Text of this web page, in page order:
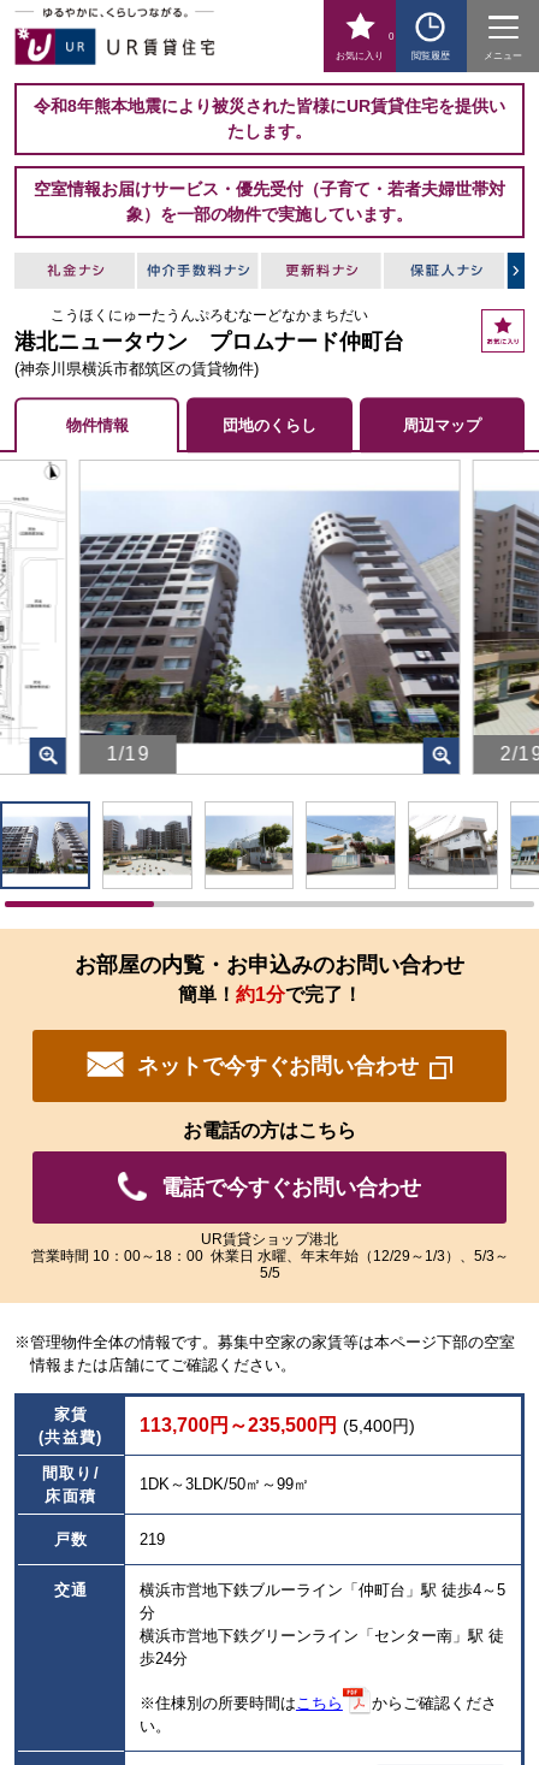
お気に入り
0
閲覧履歴
メニュー
令和8年熊本地震により被災された皆様にUR賃貸住宅を提供い
たします。
空室情報お届けサービス・優先受付（子育て・若者夫婦世帯対
象）を一部の物件で実施しています。
こうほくにゅーたうんぷろむなーどなかまちだい
港北ニュータウン プロムナード仲町台
(神奈川県横浜市都筑区の賃貸物件)
お
気
物件情報 団地のくらし 周辺マップ
1/19
画
を
ク
リ
す
拡
大
さ
い
だ
ま
す。
2/
画
像
を
ク
リ
拡
い
だ
ま
お部屋の内覧・お申込みのお問い合わせ
簡単！ 約1分で完了！
ネットで今すぐお問い合わせ
お電話の方はこちら
電話で今すぐお問い合わせ
UR賃貸ショップ港北
営業時間 10：00～18：00 休業日 水曜、年末年始（12/29～1/3）、5/3～
5/5
※管理物件全体の情報です。募集中空家の家賃等は本ページ下部の空室
情報または店舗にてご確認ください。
家賃
(共益費)
113,700円～235,500円 (5,400円)
間取り/
床面積
1DK～3LDK/50㎡～99㎡
戸数 219
交通
横浜市営地下鉄ブルーライン「仲町台」駅 徒歩4～5
分
横浜市営地下鉄グリーンライン「センター南」駅 徒
歩24分
※住棟別の所要時間は こちら
からご確認くださ
い。